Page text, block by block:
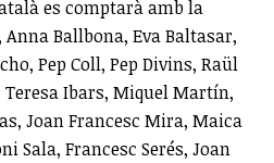
es comptarà amb la
Ballbona, Eva Baltasar,
Pep Coll, Pep Divins, Raül
Ibars, Miquel Martín,
Joan Francesc Mira, Maica
Sala, Francesc Serés, Joan